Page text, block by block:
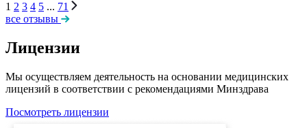
1 2 3 4 5 ... 71
все отзывы
Лицензии
Мы осуществляем деятельность на основании медицинских
лицензий в соответствии с рекомендациями Минздрава
Посмотреть лицензии